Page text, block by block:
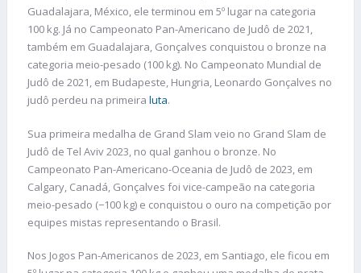
Guadalajara, México, ele terminou em 5º lugar na categoria
100 kg. Já no Campeonato Pan-Americano de Judô de 2021,
também em Guadalajara, Gonçalves conquistou o bronze na
categoria meio-pesado (100 kg). No Campeonato Mundial de
Judô de 2021, em Budapeste, Hungria, Leonardo Gonçalves no
judô perdeu na primeira luta.
Sua primeira medalha de Grand Slam veio no Grand Slam de
Judô de Tel Aviv 2023, no qual ganhou o bronze. No
Campeonato Pan-Americano-Oceania de Judô de 2023, em
Calgary, Canadá, Gonçalves foi vice-campeão na categoria
meio-pesado (−100 kg) e conquistou o ouro na competição por
equipes mistas representando o Brasil.
Nos Jogos Pan-Americanos de 2023, em Santiago, ele ficou em